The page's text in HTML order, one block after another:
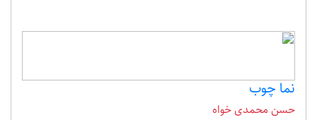
نما چوب
حسن محمدی خواه